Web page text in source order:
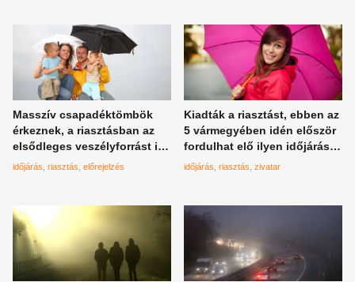
Masszív csapadéktömbök
érkeznek, a riasztásban az
elsődleges veszélyforrást is
említik
időjárás riasztás előrejelzés
Kiadták a riasztást, ebben az
5 vármegyében idén először
fordulhat elő ilyen időjárási
esemény
időjárás riasztás zivatar